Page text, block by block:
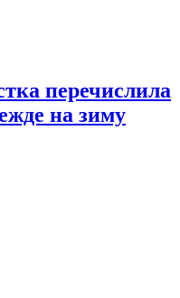
перечислила
на зиму